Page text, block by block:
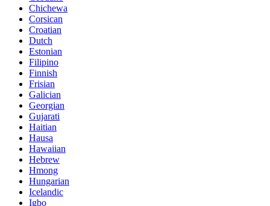
Chichewa
Corsican
Croatian
Dutch
Estonian
Filipino
Finnish
Frisian
Galician
Georgian
Gujarati
Haitian
Hausa
Hawaiian
Hebrew
Hmong
Hungarian
Icelandic
Igbo